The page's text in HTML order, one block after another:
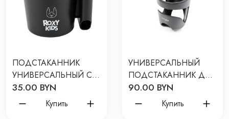
ПОДСТАКАННИК
УНИВЕРСАЛЬНЫЙ С
ДЕРЖАТЕЛЕМ ДЛЯ
ТЕЛЕФОНА ДЛЯ
КОЛЯСОК RCH-005-PH
35.00 BYN
Купить
УНИВЕРСАЛЬНЫЙ
ПОДСТАКАННИК ДЛЯ
КОЛЯСОК ANEX
90.00 BYN
Купить